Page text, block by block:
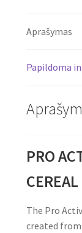
Aprašymas
Papildoma
PRO
The Pro
created